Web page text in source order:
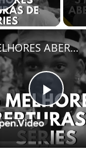
Play Video
Play
5 MELHORES ABERTURAS DE SÉRIES | Pipocas Tv #13